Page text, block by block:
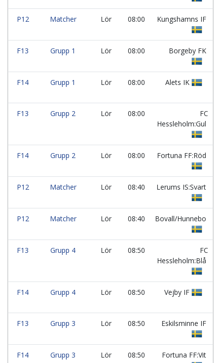
P12 Matcher Lör 08:00 Kungshamns IF
F13 Grupp 1 Lör 08:00 Borgeby FK
F14 Grupp 1 Lör 08:00 Alets IK
F13 Grupp 2 Lör 08:00
FC
Hessleholm:Gul
F14 Grupp 2 Lör 08:00 Fortuna FF:Röd
P12 Matcher Lör 08:40 Lerums IS:Svart
P12 Matcher Lör 08:40 Bovall/Hunnebo
F13 Grupp 4 Lör 08:50
FC
Hessleholm:Blå
F14 Grupp 4 Lör 08:50 Vejby IF
F13 Grupp 3 Lör 08:50 Eskilsminne IF
F14 Grupp 3 Lör 08:50 Fortuna FF:Vit